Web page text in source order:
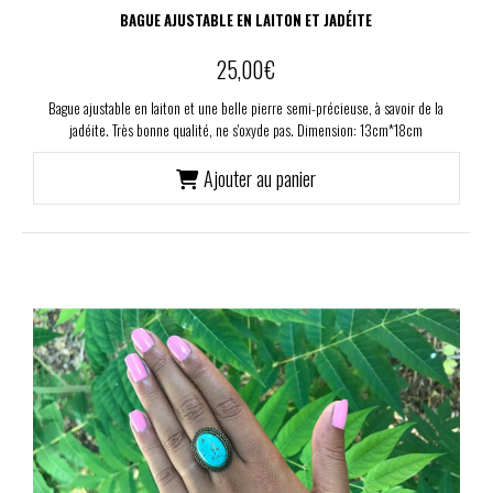
BAGUE AJUSTABLE EN LAITON ET JADÉITE
25,00€
Bague ajustable en laiton et une belle pierre semi-précieuse, à savoir de la
jadéite. Très bonne qualité, ne s'oxyde pas. Dimension: 13cm*18cm
Ajouter au panier